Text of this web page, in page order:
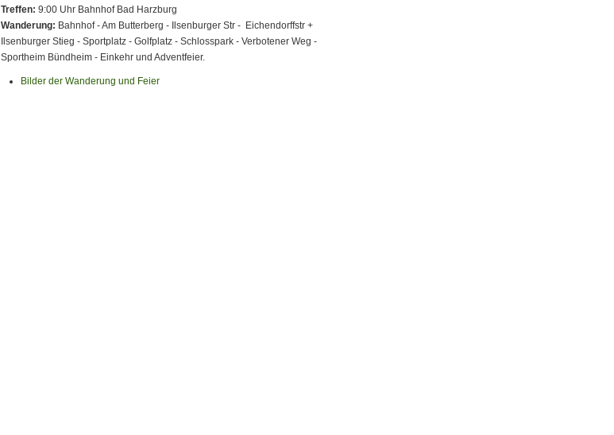
Treffen: 9:00 Uhr Bahnhof Bad Harzburg
Wanderung: Bahnhof - Am Butterberg - Ilsenburger Str - Eichendorffstr +
Ilsenburger Stieg - Sportplatz - Golfplatz - Schlosspark - Verbotener Weg -
Sportheim Bündheim - Einkehr und Adventfeier.
Bilder der Wanderung und Feier